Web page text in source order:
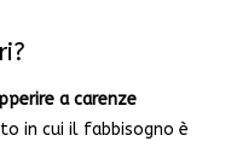
a carenze
in cui il fabbisogno è